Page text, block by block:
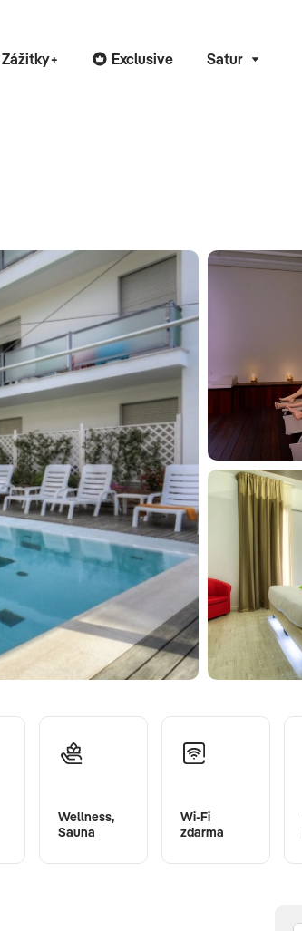
Exclusive Satur
Wellness,
Sauna
Wi-Fi
zdarma